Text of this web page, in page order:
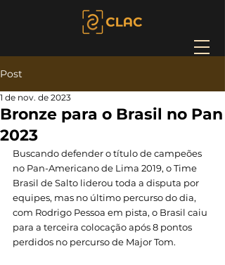
Post
Bronze para o Brasil no Pan
2023
1 de nov. de 2023
Buscando defender o título de campeões
no Pan-Americano de Lima 2019, o Time
Brasil de Salto liderou toda a disputa por
equipes, mas no último percurso do dia,
com Rodrigo Pessoa em pista, o Brasil caiu
para a terceira colocação após 8 pontos
perdidos no percurso de Major Tom.